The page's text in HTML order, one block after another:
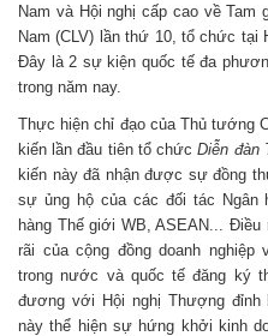
Nam và Hội nghị cấp cao về Tam
Nam (CLV) lần thứ 10, tổ chức tại
Đây là 2 sự kiện quốc tế đa
trong năm nay.
Thực hiện chỉ đạo của Thủ tướng
kiến lần đầu tiên tổ chứcDiễn đàn
kiến này đã nhận được sự đồng
sự ủng hộ của các đối tác Ngân
hàng Thế giới WB, ASEAN...
rãi của cộng đồng doanh
trong nước và quốc tế đăng ký
đương với Hội nghị Thượng đỉnh
này thể hiện sự hứng khởi kinh